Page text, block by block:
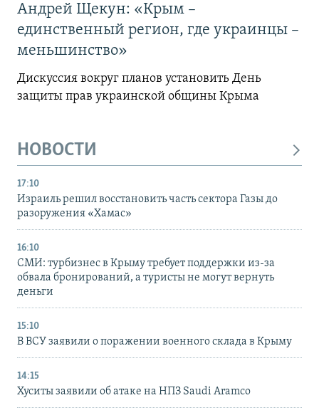
Андрей Щекун: «Крым –
единственный регион, где украинцы –
меньшинство»
Дискуссия вокруг планов установить День
защиты прав украинской общины Крыма
НОВОСТИ
17:10
Израиль решил восстановить часть сектора Газы до
разоружения «Хамас»
16:10
СМИ: турбизнес в Крыму требует поддержки из-за
обвала бронирований, а туристы не могут вернуть
деньги
15:10
В ВСУ заявили о поражении военного склада в Крыму
14:15
Хуситы заявили об атаке на НПЗ Saudi Aramco